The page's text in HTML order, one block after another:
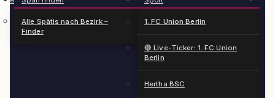
Alle Spätis nach Bezirk –
Finder
1. FC Union Berlin
🔴 Live-Ticker: 1. FC Union
Berlin
Hertha BSC